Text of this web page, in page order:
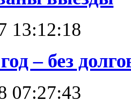
13:12:18
– без
07:27:43